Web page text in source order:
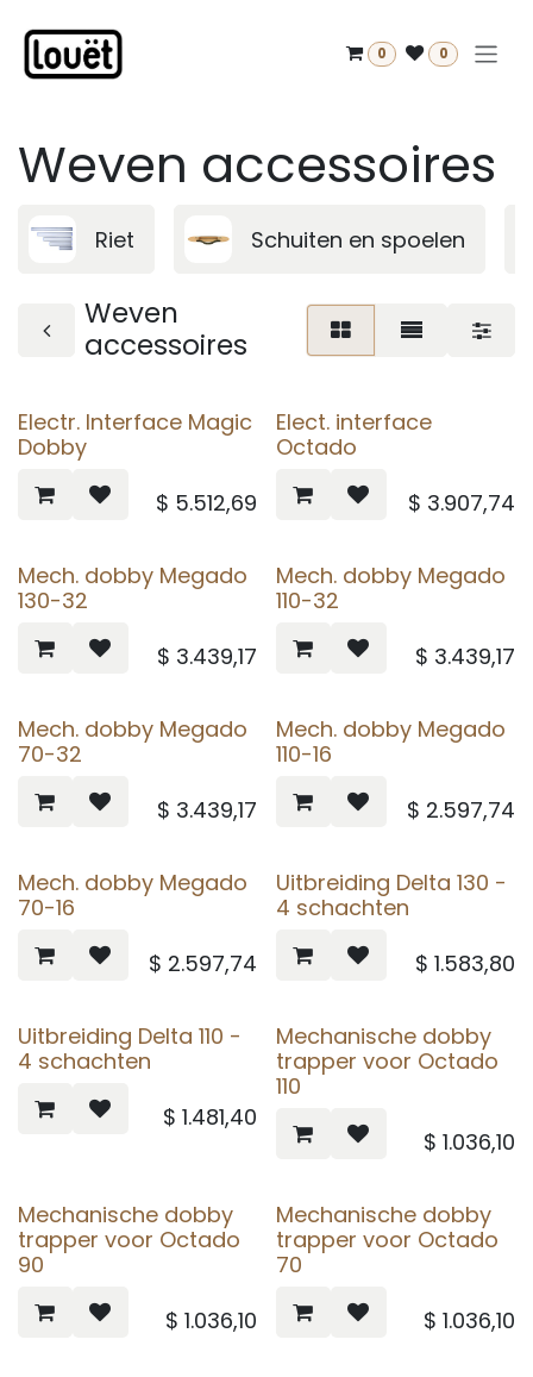
0 0
Weven accessoires
Riet Schuiten en spoelen
Weven
accessoires
Electr. Interface Magic
Dobby
$ 5.512,69
Elect. interface
Octado
$ 3.907,74
Mech. dobby Megado
130-32
$ 3.439,17
Mech. dobby Megado
110-32
$ 3.439,17
Mech. dobby Megado
70-32
$ 3.439,17
Mech. dobby Megado
110-16
$ 2.597,74
Mech. dobby Megado
70-16
$ 2.597,74
Uitbreiding Delta 130 -
4 schachten
$ 1.583,80
Uitbreiding Delta 110 -
4 schachten
$ 1.481,40
Mechanische dobby
trapper voor Octado
110
$ 1.036,10
Mechanische dobby
trapper voor Octado
90
$ 1.036,10
Mechanische dobby
trapper voor Octado
70
$ 1.036,10